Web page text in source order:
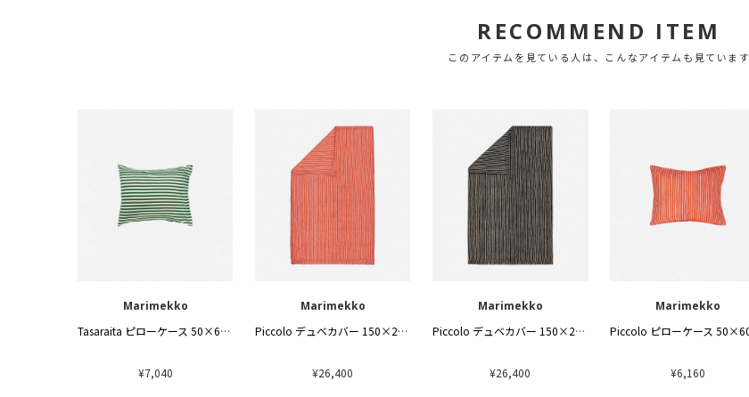
RECOMMEND ITEM
このアイテムを見ている人は、こんなアイテムも見ています
Marimekko
Tasaraita ピローケース 50×60cm
¥7,040
Marimekko
Piccolo デュベカバー 150×210cm
¥26,400
Marimekko
Piccolo デュベカバー 150×210cm
¥26,400
Marimekko
¥6,160